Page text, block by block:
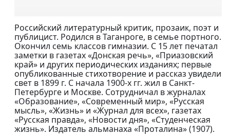
Российский литературный критик, прозаик, поэт и
публицист. Родился в Таганроге, в семье портного.
Окончил семь классов гимназии. С 15 лет печатал
заметки в газетах «Донская речь», «Приазовский
край» и других периодических изданиях; первые
опубликованные стихотворение и рассказ увидели
свет в 1899 г. С начала 1900-х гг. жил в Санкт-
Петербурге и Москве. Сотрудничал в журналах
«Образование», «Современный мир», «Русская
мысль», «Жизнь» и «Журнал для всех», газетах
«Русская правда», «Новости дня», «Студенческая
жизнь». Издатель альманаха «Проталина» (1907).